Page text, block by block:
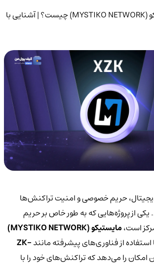
ارز دیجیتال مایستیکو (MYSTIKO NETWORK) چیست؟ | آشنایی با
حریم خصوصی و امنیت تراکنش‌ها
از پروژه‌هایی که به طور خاص بر حریم
است،مایستیکو (MYSTIKO NETWORK)
از فناوری‌های پیشرفته مانندZK-
امکان را می‌دهد که تراکنش‌های خود را با